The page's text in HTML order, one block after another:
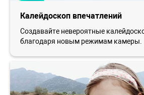
Калейдоскоп впечатлений
Создавайте невероятные
благодаря новым режимам камеры.